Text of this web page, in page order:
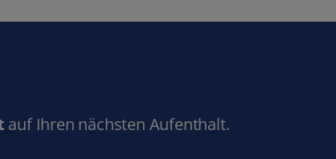
auf Ihren nächsten Aufenthalt.